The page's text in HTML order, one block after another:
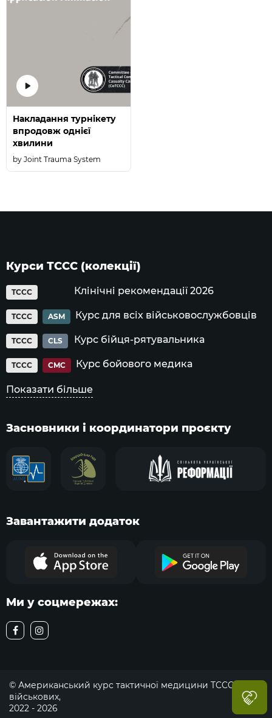
Накладання турнікету
впродовж однієї
хвилини
Joint Trauma System
Курси ТССС (колекції)
TCCC Клінічні рекомендації 2026
TCCC ASM Курс для всіх військовослужбовців
TCCC CLS Курс бійця-рятувальника
TCCC CMC Курс бойового медика
Показати більше
Засновники і координатори проєкту
Завантажити додаток
Ми у соцмережах:
© Американський курс тактичної медицини TCCC для
військових,
2022 - 2026